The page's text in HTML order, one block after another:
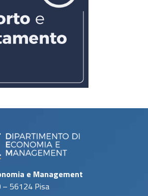
e Management
– 56124 Pisa